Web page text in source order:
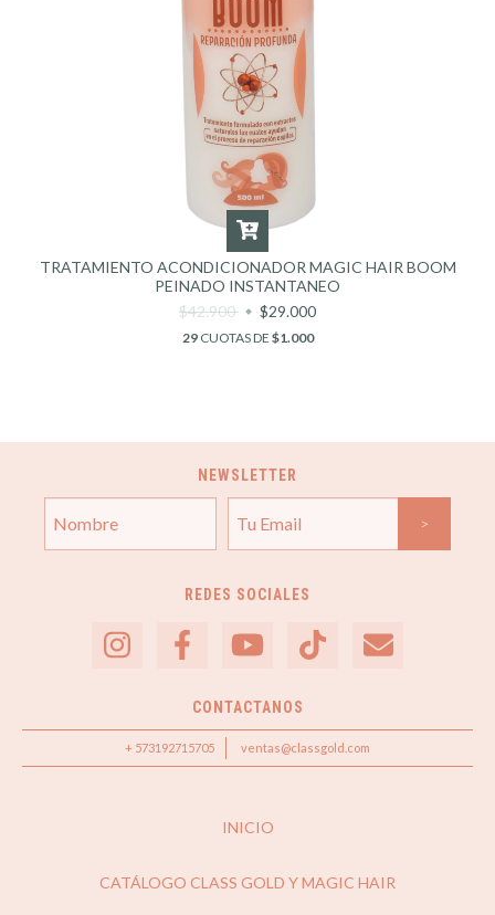
TRATAMIENTO ACONDICIONADOR MAGIC HAIR BOOM
PEINADO INSTANTANEO
$42.900
$29.000
29CUOTAS DE $1.000
NEWSLETTER
REDES SOCIALES
CONTACTANOS
+ 573192715705 ventas@classgold.com
INICIO
CATÁLOGO CLASS GOLD Y MAGIC HAIR